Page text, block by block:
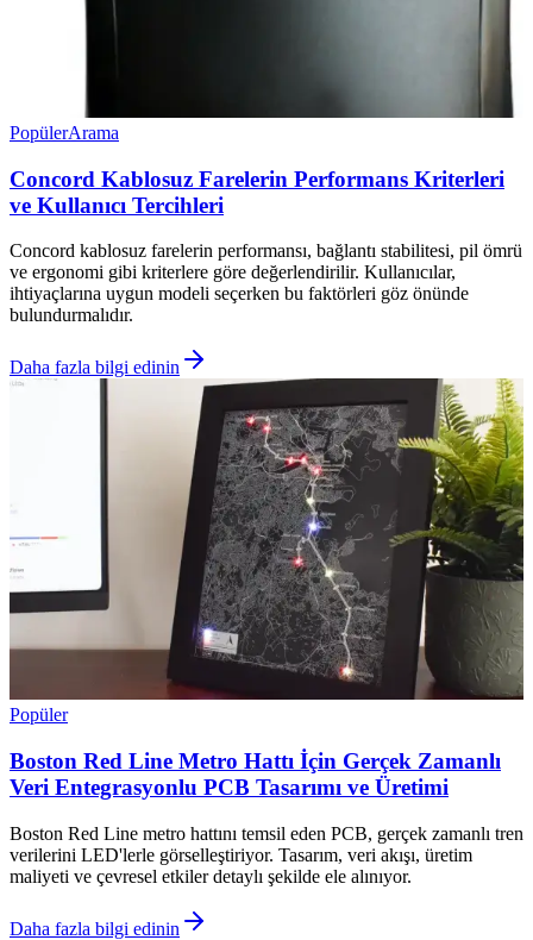
PopülerArama
Concord Kablosuz Farelerin Performans Kriterleri
ve Kullanıcı Tercihleri
Concord kablosuz farelerin performansı, bağlantı stabilitesi, pil ömrü
ve ergonomi gibi kriterlere göre değerlendirilir. Kullanıcılar,
ihtiyaçlarına uygun modeli seçerken bu faktörleri göz önünde
bulundurmalıdır.
Daha fazla bilgi edinin
Popüler
Boston Red Line Metro Hattı İçin Gerçek Zamanlı
Veri Entegrasyonlu PCB Tasarımı ve Üretimi
Boston Red Line metro hattını temsil eden PCB, gerçek zamanlı tren
verilerini LED'lerle görselleştiriyor. Tasarım, veri akışı, üretim
maliyeti ve çevresel etkiler detaylı şekilde ele alınıyor.
Daha fazla bilgi edinin